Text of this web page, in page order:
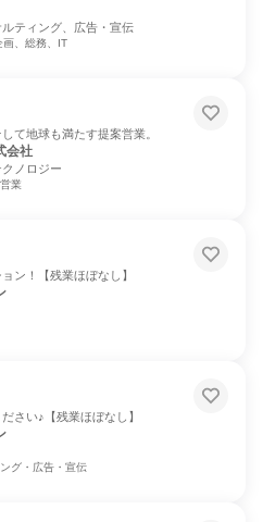
ティング、広告・宣伝
画、総務、IT
て地球も満たす提案営業。
会社
ノロジー
営業
ン！【残業ほぼなし】
さい♪【残業ほぼなし】
グ・広告・宣伝